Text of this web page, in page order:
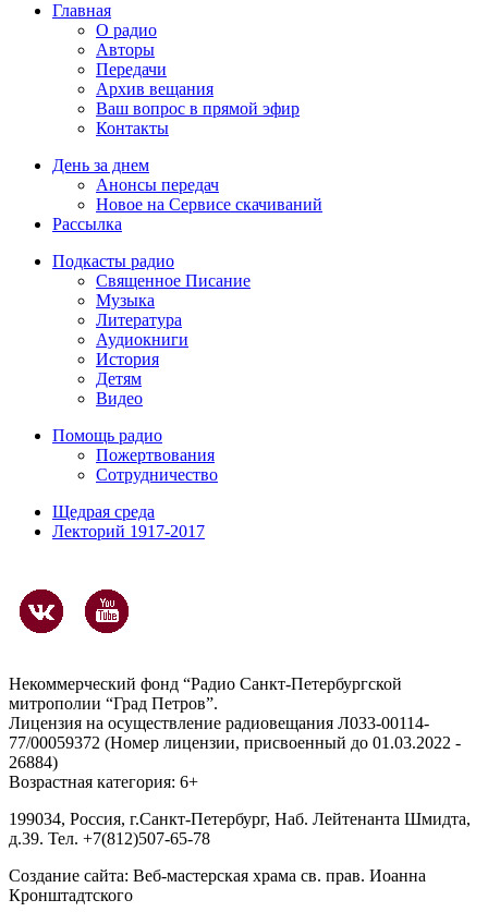
Главная
О радио
Авторы
Передачи
Архив вещания
Ваш вопрос в прямой эфир
Контакты
День за днем
Анонсы передач
Новое на Сервисе скачиваний
Рассылка
Подкасты радио
Священное Писание
Музыка
Литература
Аудиокниги
История
Детям
Видео
Помощь радио
Пожертвования
Сотрудничество
Щедрая среда
Лекторий 1917-2017
Некоммерческий фонд “Радио Санкт-Петербургской
митрополии “Град Петров”.
Лицензия на осуществление радиовещания Л033-00114-
77/00059372 (Номер лицензии, присвоенный до 01.03.2022 -
26884)
Возрастная категория: 6+
199034, Россия, г.Санкт-Петербург, Наб. Лейтенанта Шмидта,
д.39. Тел. +7(812)507-65-78
Создание сайта: Веб-мастерская храма св. прав. Иоанна
Кронштадтского